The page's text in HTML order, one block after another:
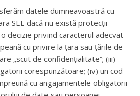
datele dumneavoastră cu
SEE dacă nu există protecții
decizie privind caracterul adecvat
cu privire la țara sau țările de
„scut de confidențialitate”; (iii)
corespunzătoare; (iv) un cod
cu angajamentele obligatorii